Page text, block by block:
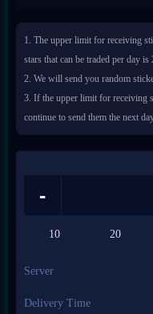
1. The upper limit for receiving
stars that can be traded per day is
2. We will send you random
3. If the upper limit for receiving
continue to send them the next
-
10 20
Server
Delivery Time